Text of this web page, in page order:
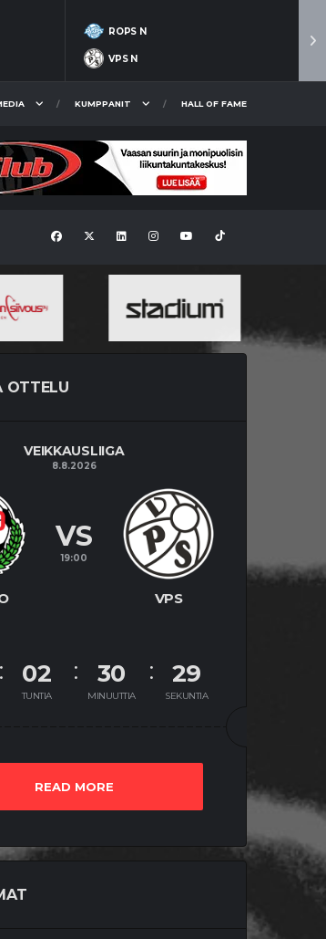
ROPS N
VPS N
KUMPPANIT HALL OF FAME
OTTELU
VEIKKAUSLIIGA
8.8.2026
VPS
VS
19:00
02
TUNTIA
30
MINUUTTIA
29
SEKUNTIA
READ MORE